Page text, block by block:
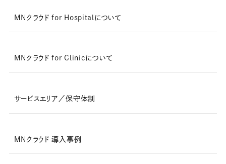
MNクラウド for Hospitalについて
MNクラウド for Clinicについて
サービスエリア／保守体制
MNクラウド 導入事例